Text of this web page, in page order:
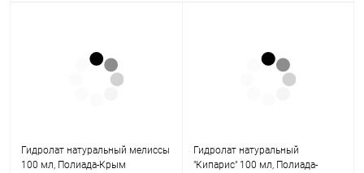
Гидролат натуральный мелиссы
100 мл, Полиада-Крым
Гидролат натуральный
"Кипарис" 100 мл, Полиада-